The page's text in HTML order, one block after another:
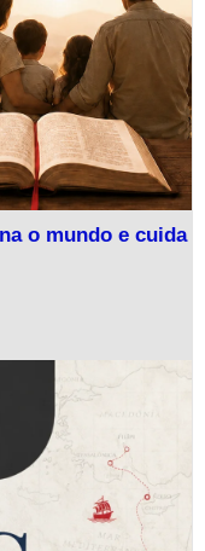
o mundo e cuida